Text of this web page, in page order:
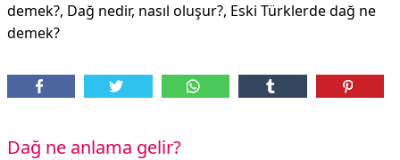
demek?, Dağ nedir, nasıl oluşur?, Eski Türklerde dağ ne
demek?
Dağ ne anlama gelir?